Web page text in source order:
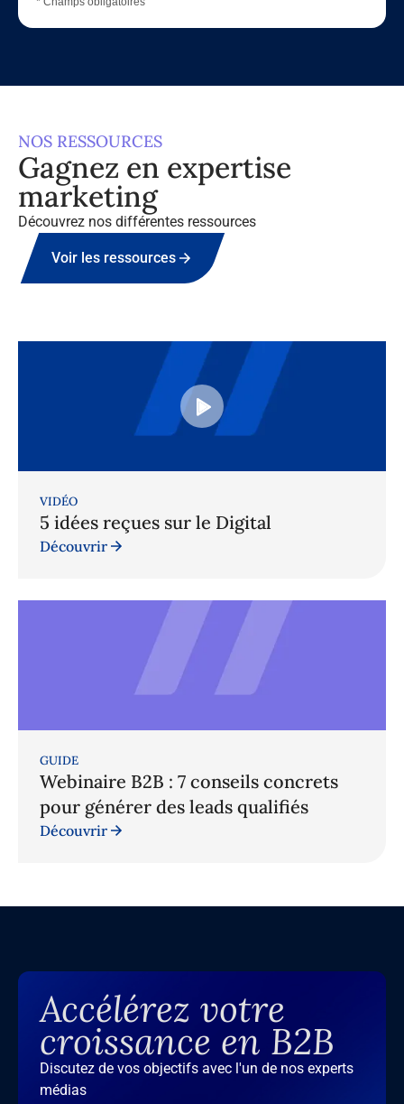
NOS RESSOURCES
Gagnez en expertise
marketing
Découvrez nos différentes ressources
Voir les ressources
VIDÉO
5 idées reçues sur le Digital
Découvrir
GUIDE
Webinaire B2B : 7 conseils concrets
pour générer des leads qualifiés
Découvrir
Accélérez votre
croissance en B2B
Discutez de vos objectifs avec l'un de nos experts
médias